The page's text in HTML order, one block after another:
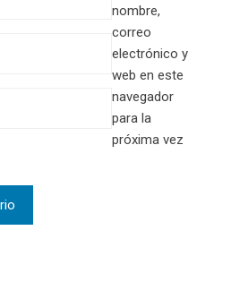
nombre,
correo
electrónico y
web en este
navegador
para la
próxima vez